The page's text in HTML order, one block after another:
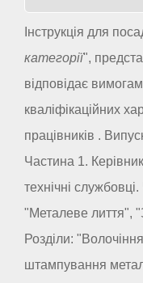
Інструкція для
категорії",
відповідає
кваліфікаційних
працівників .
Частина 1.
технічні
"Металеве лиття",
Розділи:
штампування